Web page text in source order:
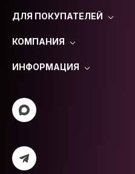
ДЛЯ ПОКУПАТЕЛЕЙ
КОМПАНИЯ
ИНФОРМАЦИЯ